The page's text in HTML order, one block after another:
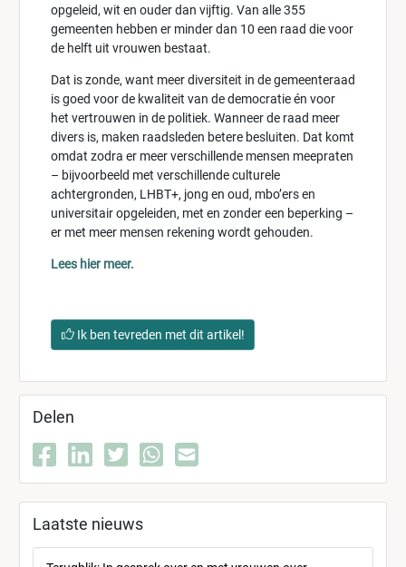
opgeleid, wit en ouder dan vijftig. Van alle 355
gemeenten hebben er minder dan 10 een raad die voor
de helft uit vrouwen bestaat.
Dat is zonde, want meer diversiteit in de gemeenteraad
is goed voor de kwaliteit van de democratie én voor
het vertrouwen in de politiek. Wanneer de raad meer
divers is, maken raadsleden betere besluiten. Dat komt
omdat zodra er meer verschillende mensen meepraten
– bijvoorbeeld met verschillende culturele
achtergronden, LHBT+, jong en oud, mbo’ers en
universitair opgeleiden, met en zonder een beperking –
er met meer mensen rekening wordt gehouden.
Lees hier meer.
Ik ben tevreden met dit artikel!
Delen
Laatste nieuws